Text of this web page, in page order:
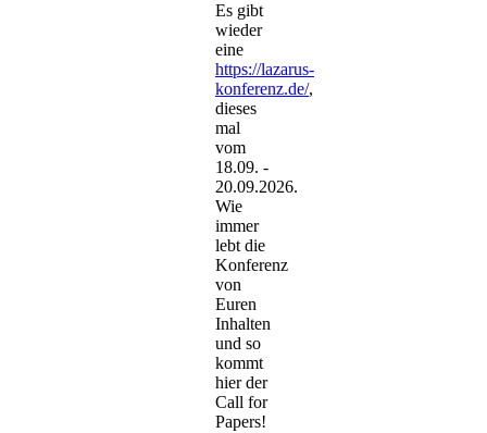
Es gibt
wieder
eine
https://lazarus-
konferenz.de/,
dieses
mal
vom
18.09. -
20.09.2026.
Wie
immer
lebt die
Konferenz
von
Euren
Inhalten
und so
kommt
hier der
Call for
Papers!